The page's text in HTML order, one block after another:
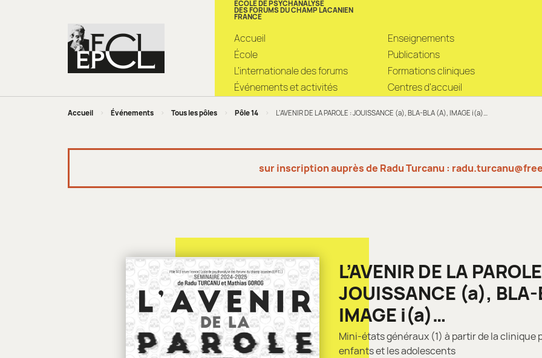
ÉCOLE DE PSYCHANALYSE
DES FORUMS DU CHAMP LACANIEN
FRANCE
Accueil
École
L’internationale des forums
Événements et activités
Enseignements
Publications
Formations cliniques
Centres d’accueil
Accueil > Événements > Tous les pôles > Pôle 14 > L’AVENIR DE LA PAROLE : JOUISSANCE (a), BLA-BLA (A), IMAGE i(a)…
sur inscription auprès de Radu Turcanu :
L’AVENIR DE LA
JOUISSANCE (a),
IMAGE i(a)…
Mini-états généraux (1) à partir de la clinique
enfants et les adolescents